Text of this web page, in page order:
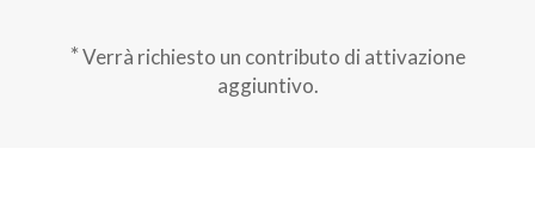
*Verrà richiesto un contributo di attivazione
aggiuntivo.